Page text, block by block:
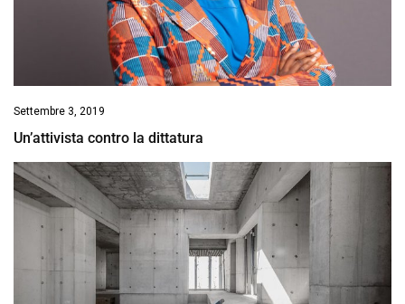
Settembre 3, 2019
Un’attivista contro la dittatura